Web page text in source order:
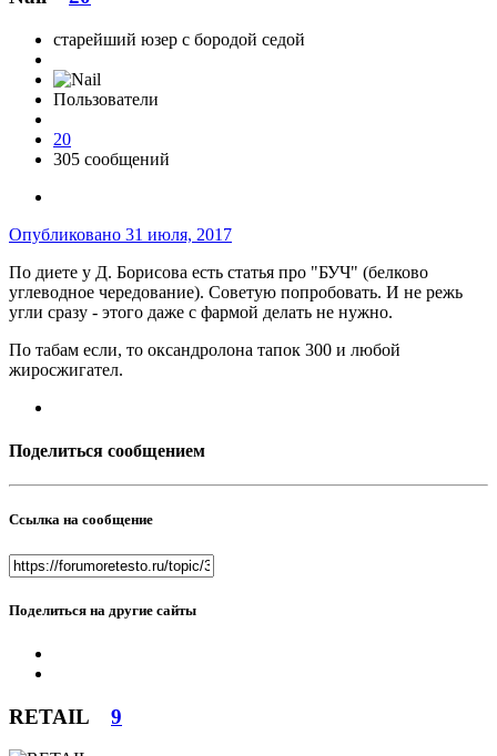
старейший юзер с бородой седой
Пользователи
20
305 сообщений
Опубликовано 31 июля, 2017
По диете у Д. Борисова есть статья про "БУЧ" (белково
углеводное чередование). Советую попробовать. И не режь
угли сразу - этого даже с фармой делать не нужно.
По табам если, то оксандролона тапок 300 и любой
жиросжигател.
Поделиться сообщением
Ссылка на сообщение
Поделиться на другие сайты
RETAIL 9